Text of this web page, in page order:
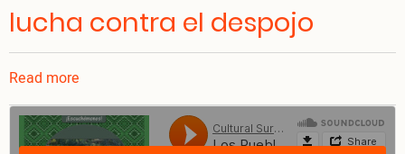
lucha contra el despojo
Read more
Los
Pueblos
Indígenas